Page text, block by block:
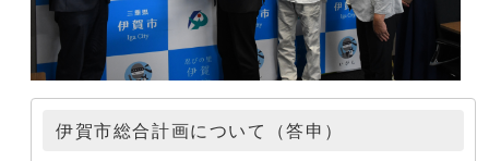
伊賀市総合計画について（答申）